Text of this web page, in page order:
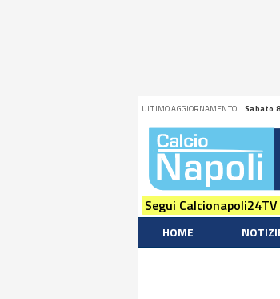
ULTIMO AGGIORNAMENTO: Sabato
Segui
HOME